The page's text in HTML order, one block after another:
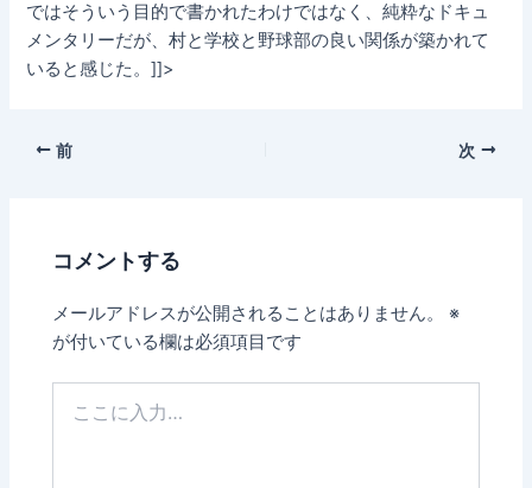
ではそういう目的で書かれたわけではなく、純粋なドキュ
メンタリーだが、村と学校と野球部の良い関係が築かれて
いると感じた。]]>
前 次
コメントする
メールアドレスが公開されることはありません。
※
が付いている欄は必須項目です